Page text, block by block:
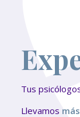
Tus
Llevamos